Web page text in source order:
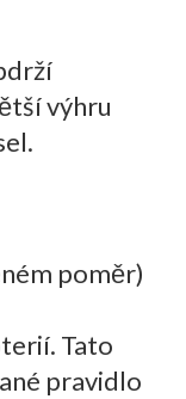
výhru
poměr)
Tato
pravidlo